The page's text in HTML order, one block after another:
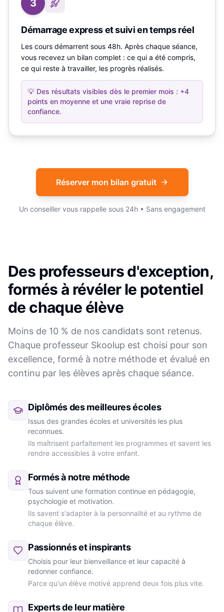
3
Démarrage express et suivi en temps réel
Les cours démarrent sous 48h. Après chaque séance,
vous recevez un bilan complet : ce qui a été compris,
ce qui reste à travailler, les progrès réalisés.
💡 Des résultats visibles dès le premier mois : +4
points en moyenne et une vraie reprise de
confiance.
Réserver mon bilan gratuit
Un conseiller vous rappelle sous 24h • Sans engagement
Des professeurs d'exception,
formés à révéler le potentiel
de chaque élève
Moins de 10 % de nos candidats sont retenus.
Chaque professeur Skoolup est choisi pour son
excellence, formé à notre méthode et évalué en
continu par les élèves après chaque séance.
Diplômés des meilleures écoles
Issus des grandes écoles et universités les plus
reconnues.
Ils maîtrisent parfaitement les programmes et savent les
rendre accessibles à votre enfant.
Formés à notre méthode
Tous suivent une formation continue en pédagogie,
psychologie et motivation.
Ils savent s'adapter à la personnalité et au rythme de
chaque élève.
Passionnés et inspirants
Choisis pour leur bienveillance et leur capacité à
redonner confiance.
Parce qu'un élève motivé apprend deux fois plus vite.
Experts de leur matière